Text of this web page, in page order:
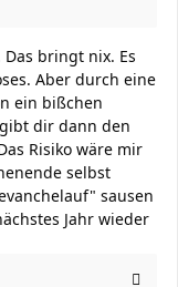
bringt nix. Es
Aber durch eine
ein bißchen
dir dann den
Risiko wäre mir
selbst
sausen
Jahr wieder